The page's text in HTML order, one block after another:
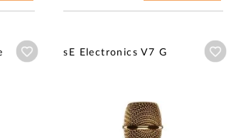
Añadir a wishlist
sE Electronics V7 G